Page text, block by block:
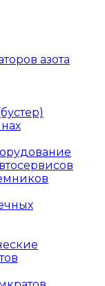
азота